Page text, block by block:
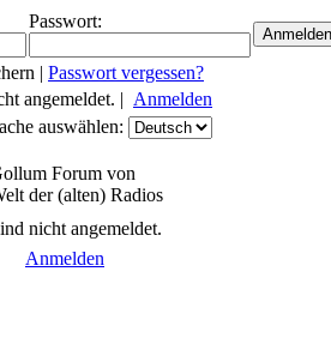
Passwort:
| Passwort vergessen?
angemeldet. | Anmelden
auswählen:
Forum von
der (alten) Radios
nicht angemeldet.
Anmelden